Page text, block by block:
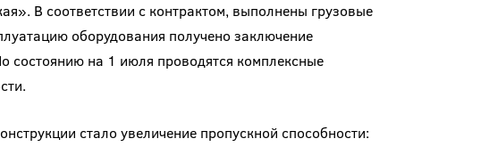
В соответствии с контрактом, выполнены грузовые
оборудования получено заключение
состоянию на 1 июля проводятся комплексные
стало увеличение пропускной способности: